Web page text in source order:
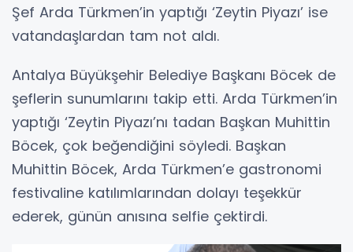
Şef Arda Türkmen’in yaptığı ‘Zeytin Piyazı’ ise
vatandaşlardan tam not aldı.
Antalya Büyükşehir Belediye Başkanı Böcek de
şeflerin sunumlarını takip etti. Arda Türkmen’in
yaptığı ‘Zeytin Piyazı’nı tadan Başkan Muhittin
Böcek, çok beğendiğini söyledi. Başkan
Muhittin Böcek, Arda Türkmen’e gastronomi
festivaline katılımlarından dolayı teşekkür
ederek, günün anısına selfie çektirdi.